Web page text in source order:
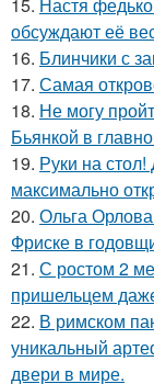
обсуждают её
16. Блинчики с
17. Самая
18. Не могу
Бьянкой в
19. Руки на
максимально
20. Ольга
Фриске в
21. С ростом 2
пришельцем
22. В римском
уникальный
двери в мире.